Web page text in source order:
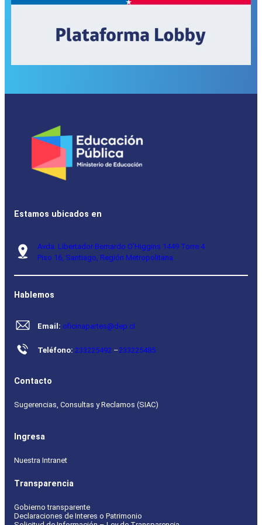
Estamos ubicados en
Avda. Libertador Bernardo O’Higgins 1449 Torre 4
Piso 16, Santiago, Región Metropolitana.
Hablemos
Email: oficinapartes@dep.cl
Teléfono: 233225492 –233225485
Contacto
Sugerencias, Consultas y Reclamos (SIAC)
Ingresa
Nuestra Intranet
Transparencia
Gobierno transparente
Declaraciones de Interes o Patrimonio